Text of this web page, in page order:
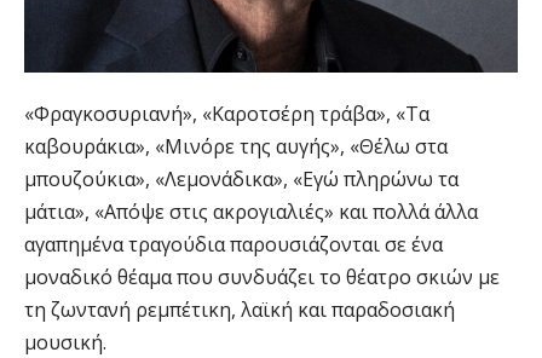
«Φραγκοσυριανή», «Καροτσέρη τράβα», «Τα
καβουράκια», «Μινόρε της αυγής», «Θέλω στα
μπουζούκια», «Λεμονάδικα», «Εγώ πληρώνω τα
μάτια», «Απόψε στις ακρογιαλιές» και πολλά άλλα
αγαπημένα τραγούδια παρουσιάζονται σε ένα
μοναδικό θέαμα που συνδυάζει το θέατρο σκιών με
τη ζωντανή ρεμπέτικη, λαϊκή και παραδοσιακή
μουσική.